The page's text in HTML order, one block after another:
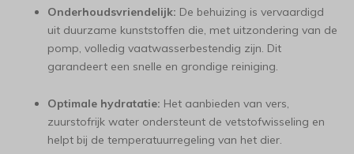
Onderhoudsvriendelijk: De behuizing is vervaardigd
uit duurzame kunststoffen die, met uitzondering van de
pomp, volledig vaatwasserbestendig zijn. Dit
garandeert een snelle en grondige reiniging.
Optimale hydratatie: Het aanbieden van vers,
zuurstofrijk water ondersteunt de vetstofwisseling en
helpt bij de temperatuurregeling van het dier.